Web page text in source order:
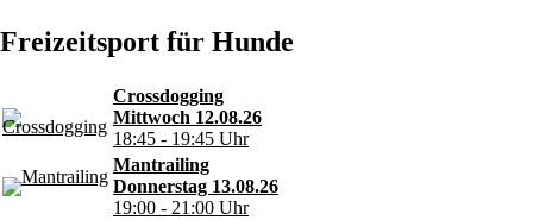
Freizeitsport für Hunde
Crossdogging
Mittwoch 12.08.26
18:45 - 19:45 Uhr
Mantrailing
Donnerstag 13.08.26
19:00 - 21:00 Uhr